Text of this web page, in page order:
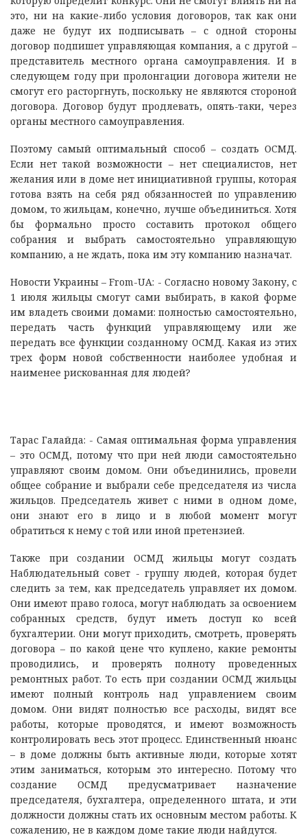
это, ни на какие-либо условия договоров, так как они
даже не будут их подписывать – с одной стороны
договор подпишет управляющая компания, а с другой –
представитель местного органа самоуправления. И в
следующем году при пролонгации договора жители не
смогут его расторгнуть, поскольку не являются стороной
договора. Договор будут продлевать, опять-таки, через
органы местного самоуправления.
Поэтому самый оптимальный способ – создать ОСМД.
Если нет такой возможности – нет специалистов, нет
желания или в доме нет инициативной группы, которая
готова взять на себя ряд обязанностей по управлению
домом, то жильцам, конечно, лучше объединиться. Хотя
бы формально просто составить протокол общего
собрания и выбрать самостоятельно управляющую
компанию, а не ждать, пока им эту компанию назначат.
Новости Украины – From-UA: - Согласно новому Закону, с
1 июля жильцы смогут сами выбирать, в какой форме
им владеть своими домами: полностью самостоятельно,
передать часть функций управляющему или же
передать все функции созданному ОСМД. Какая из этих
трех форм новой собственности наиболее удобная и
наименее рискованная для людей?
Тарас Галайда: - Самая оптимальная форма управления
– это ОСМД, потому что при ней люди самостоятельно
управляют своим домом. Они объединились, провели
общее собрание и выбрали себе председателя из числа
жильцов. Председатель живет с ними в одном доме,
они знают его в лицо и в любой момент могут
обратиться к нему с той или иной претензией.
Также при создании ОСМД жильцы могут создать
Наблюдательный совет - группу людей, которая будет
следить за тем, как председатель управляет их домом.
Они имеют право голоса, могут наблюдать за освоением
собранных средств, будут иметь доступ ко всей
бухгалтерии. Они могут приходить, смотреть, проверять
договора – по какой цене что куплено, какие ремонты
проводились, и проверять полноту проведенных
ремонтных работ. То есть при создании ОСМД жильцы
имеют полный контроль над управлением своим
домом. Они видят полностью все расходы, видят все
работы, которые проводятся, и имеют возможность
контролировать весь этот процесс. Единственный нюанс
– в доме должны быть активные люди, которые хотят
этим заниматься, которым это интересно. Потому что
создание ОСМД предусматривает назначение
председателя, бухгалтера, определенного штата, и эти
должности должны стать их основным местом работы. К
сожалению, не в каждом доме такие люди найдутся.